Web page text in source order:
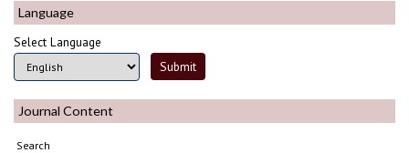
Language
Select Language
Journal Content
Search